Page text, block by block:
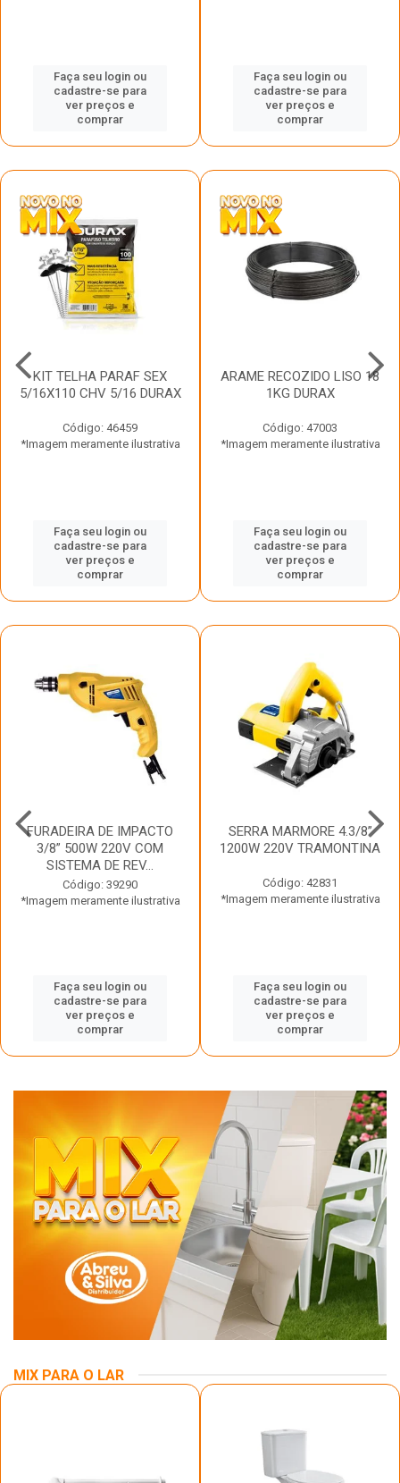
Faça seu login ou
cadastre-se para
ver preços e
comprar
Faça seu login ou
cadastre-se para
ver preços e
comprar
KIT TELHA PARAF SEX
5/16X110 CHV 5/16 DURAX
Código: 46459
*Imagem meramente ilustrativa
Faça seu login ou
cadastre-se para
ver preços e
comprar
ARAME RECOZIDO LISO 18
1KG DURAX
Código: 47003
*Imagem meramente ilustrativa
Faça seu login ou
cadastre-se para
ver preços e
comprar
FURADEIRA DE IMPACTO
3/8” 500W 220V COM
SISTEMA DE REV...
Código: 39290
*Imagem meramente ilustrativa
Faça seu login ou
cadastre-se para
ver preços e
comprar
SERRA MARMORE 4.3/8”
1200W 220V TRAMONTINA
Código: 42831
*Imagem meramente ilustrativa
Faça seu login ou
cadastre-se para
ver preços e
comprar
MIX PARA O LAR